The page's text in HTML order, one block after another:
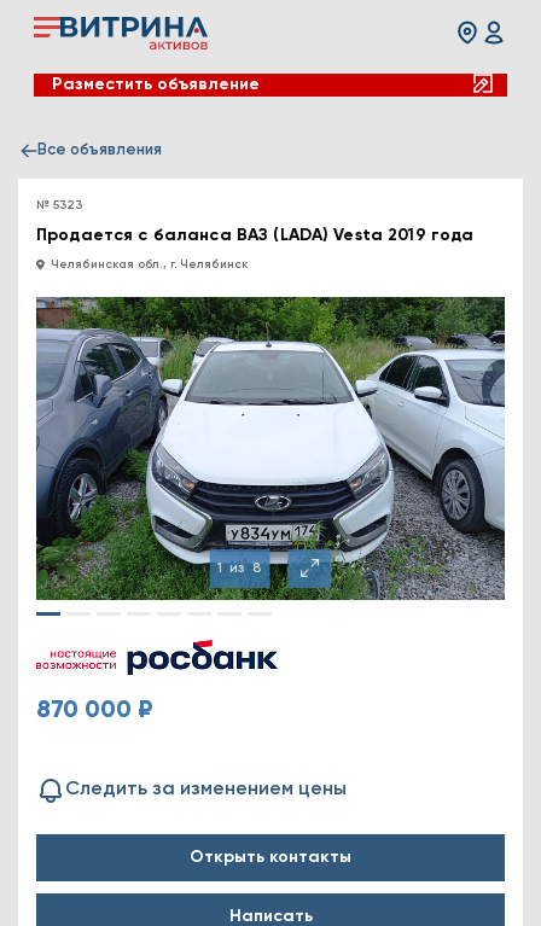
Разместить объявление
Все объявления
№ 5323
Продается с баланса ВАЗ (LADA) Vesta 2019 года
Челябинская обл., г. Челябинск
1 из8
870 000 ₽
Следить за изменением цены
Открыть контакты
Написать